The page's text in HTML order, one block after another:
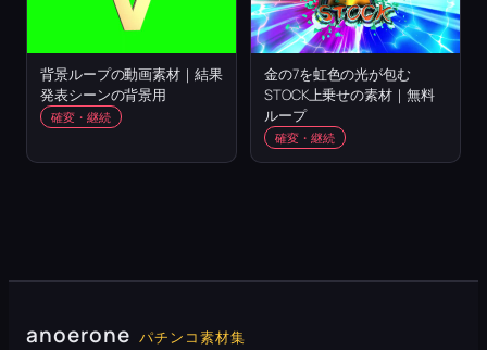
背景ループの動画素材｜結果
発表シーンの背景用
確変・継続
金の7を虹色の光が包む
STOCK上乗せの素材｜無料
ループ
確変・継続
anoerone パチンコ素材集